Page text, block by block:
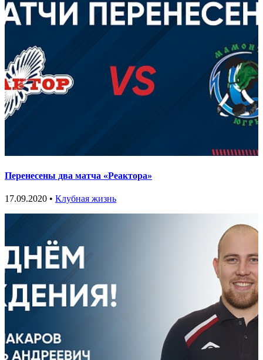
Перенесены два матча «Реактора»
17.09.2020 • Клубная жизнь